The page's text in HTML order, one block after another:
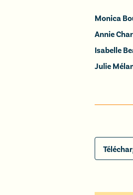
Monica
Annie
Isabelle
Julie